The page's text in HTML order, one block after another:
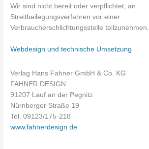
Wir sind nicht bereit oder verpflichtet, an
Streitbeilegungsverfahren vor einer
Verbraucherschlichtungsstelle teilzunehmen.
Webdesign und technische Umsetzung
Verlag Hans Fahner GmbH & Co. KG
FAHNER.DESIGN.
91207 Lauf an der Pegnitz
Nürnberger Straße 19
Tel. 09123/175-218
www.fahnerdesign.de